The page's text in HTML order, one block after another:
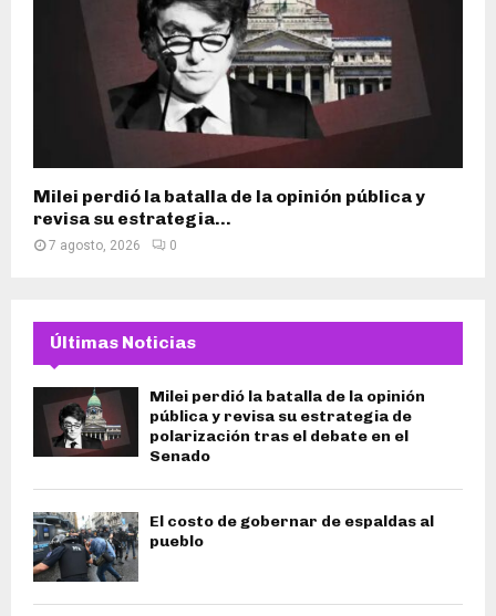
Milei perdió la batalla de la opinión pública y
revisa su estrategia...
7 agosto, 2026 0
Últimas Noticias
Milei perdió la batalla de la opinión
pública y revisa su estrategia de
polarización tras el debate en el
Senado
El costo de gobernar de espaldas al
pueblo